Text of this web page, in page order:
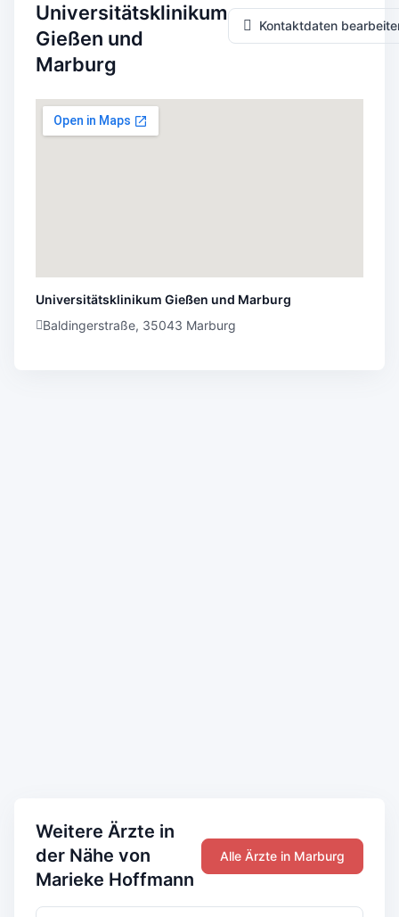
Universitätsklinikum
Gießen und
Marburg
Kontaktdaten
Universitätsklinikum Gießen und Marburg
Baldingerstraße, 35043 Marburg
Weitere Ärzte in
der Nähe von
Marieke Hoffmann
Alle Ärzte in Marburg